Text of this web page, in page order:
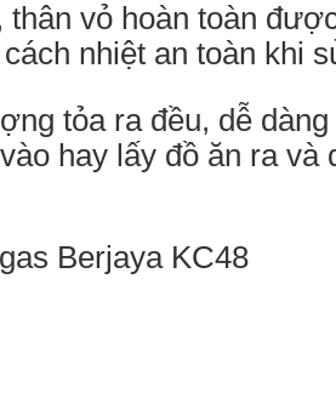
vỏ hoàn toàn
nhiệt an toàn khi
tỏa ra đều, dễ
hay lấy đồ ăn ra và